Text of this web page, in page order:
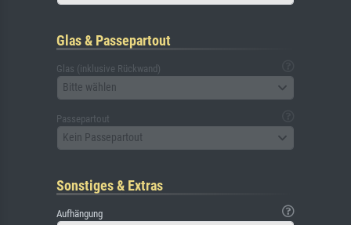
Glas & Passepartout
Glas (inklusive Rückwand)
Bitte wählen
Passepartout
Kein Passepartout
Sonstiges & Extras
Aufhängung